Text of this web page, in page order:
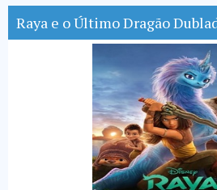
Raya e o Último Dragão